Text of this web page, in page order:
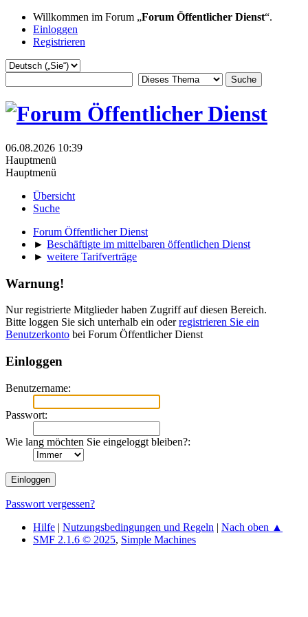
Willkommen im Forum „Forum Öffentlicher Dienst“.
Einloggen
Registrieren
06.08.2026 10:39
Hauptmenü
Hauptmenü
Übersicht
Suche
Forum Öffentlicher Dienst
► Beschäftigte im mittelbaren öffentlichen Dienst
► weitere Tarifverträge
Warnung!
Nur registrierte Mitglieder haben Zugriff auf diesen Bereich.
Bitte loggen Sie sich unterhalb ein oderregistrieren Sie ein
Benutzerkonto bei Forum Öffentlicher Dienst
Einloggen
Benutzername:
Passwort:
Wie lang möchten Sie eingeloggt bleiben?:
Passwort vergessen?
Hilfe | Nutzungsbedingungen und Regeln | Nach oben ▲
SMF 2.1.6 © 2025, Simple Machines